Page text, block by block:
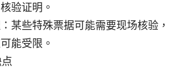
验证明。
某些特殊票据可能需要现场核验，
能受限。